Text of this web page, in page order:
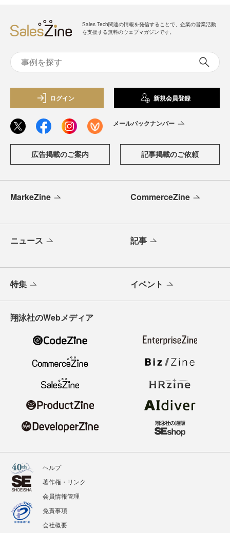
Sales Tech関連の情報を発信することで、企業の営業活動
を支援する無料のウェブマガジンです。
ログイン 新規会員登録
メールバックナンバー
広告掲載のご案内 記事掲載のご依頼
MarkeZine CommerceZine
ニュース 記事
特集 イベント
翔泳社のWebメディア
ヘルプ
著作権・リンク
会員情報管理
免責事項
会社概要